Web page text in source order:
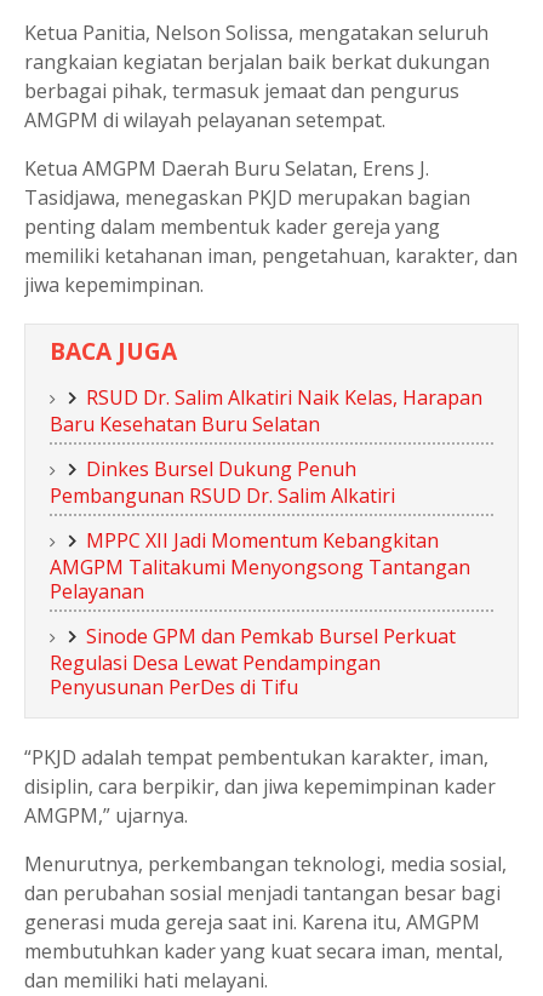
Ketua Panitia, Nelson Solissa, mengatakan seluruh
rangkaian kegiatan berjalan baik berkat dukungan
berbagai pihak, termasuk jemaat dan pengurus
AMGPM di wilayah pelayanan setempat.
Ketua AMGPM Daerah Buru Selatan, Erens J.
Tasidjawa, menegaskan PKJD merupakan bagian
penting dalam membentuk kader gereja yang
memiliki ketahanan iman, pengetahuan, karakter, dan
jiwa kepemimpinan.
BACA JUGA
RSUD Dr. Salim Alkatiri Naik Kelas, Harapan
Baru Kesehatan Buru Selatan
Dinkes Bursel Dukung Penuh
Pembangunan RSUD Dr. Salim Alkatiri
MPPC XII Jadi Momentum Kebangkitan
AMGPM Talitakumi Menyongsong Tantangan
Pelayanan
Sinode GPM dan Pemkab Bursel Perkuat
Regulasi Desa Lewat Pendampingan
Penyusunan PerDes di Tifu
“PKJD adalah tempat pembentukan karakter, iman,
disiplin, cara berpikir, dan jiwa kepemimpinan kader
AMGPM,” ujarnya.
Menurutnya, perkembangan teknologi, media sosial,
dan perubahan sosial menjadi tantangan besar bagi
generasi muda gereja saat ini. Karena itu, AMGPM
membutuhkan kader yang kuat secara iman, mental,
dan memiliki hati melayani.